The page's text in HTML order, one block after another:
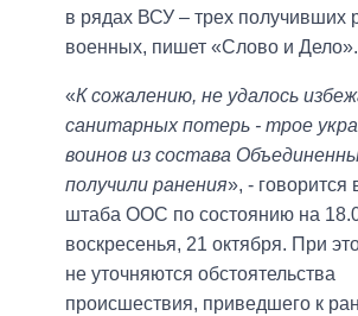
в рядах ВСУ – трех получивших
военных, пишет «Слово и Дело».
«К сожалению, не удалось
санитарных потерь - трое
воинов из состава
получили ранения», - говорится
штаба ООС по состоянию на
воскресенья, 21 октября. При
не уточняются обстоятельства
происшествия, приведшего к